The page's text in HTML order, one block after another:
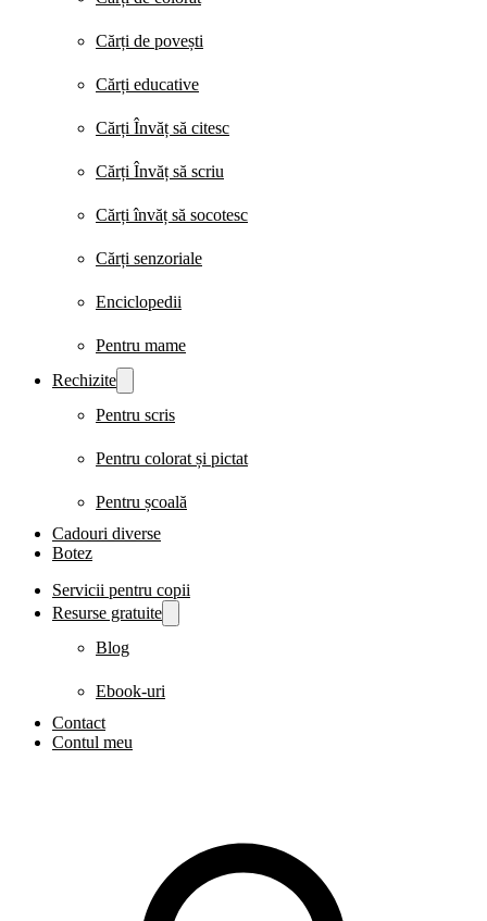
Cărți de povești
Cărți educative
Cărți Învăț să citesc
Cărți Învăț să scriu
Cărți învăț să socotesc
Cărți senzoriale
Enciclopedii
Pentru mame
Rechizite
Pentru scris
Pentru colorat și pictat
Pentru școală
Cadouri diverse
Botez
Servicii pentru copii
Resurse gratuite
Blog
Ebook-uri
Contact
Contul meu